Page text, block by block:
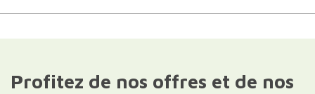
Profitez de nos offres et de nos